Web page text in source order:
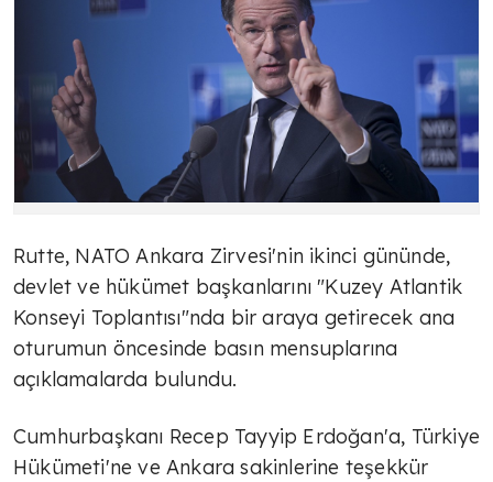
Rutte, NATO Ankara Zirvesi'nin ikinci gününde,
devlet ve hükümet başkanlarını "Kuzey Atlantik
Konseyi Toplantısı"nda bir araya getirecek ana
oturumun öncesinde basın mensuplarına
açıklamalarda bulundu.
Cumhurbaşkanı Recep Tayyip Erdoğan'a, Türkiye
Hükümeti'ne ve Ankara sakinlerine teşekkür